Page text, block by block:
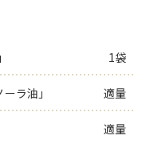
1袋
ラ油」 適量
適量